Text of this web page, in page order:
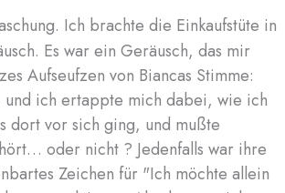
Ich brachte die Einkaufstüte in
Es war ein Geräusch, das mir
Aufseufzen von Biancas Stimme:
ich ertappte mich dabei, wie ich
dort vor sich ging, und mußte
oder nicht ? Jedenfalls war ihre
Zeichen für "Ich möchte allein